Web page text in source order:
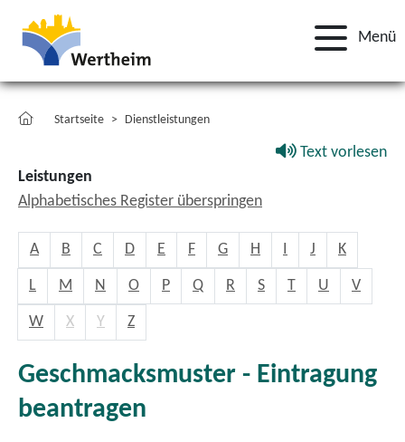
Menü
Startseite Dienstleistungen
Text vorlesen
Leistungen
Alphabetisches Register überspringen
A B C D E F G H I J K
L M N O P Q R S T U V
W X Y Z
Geschmacksmuster - Eintragung
beantragen